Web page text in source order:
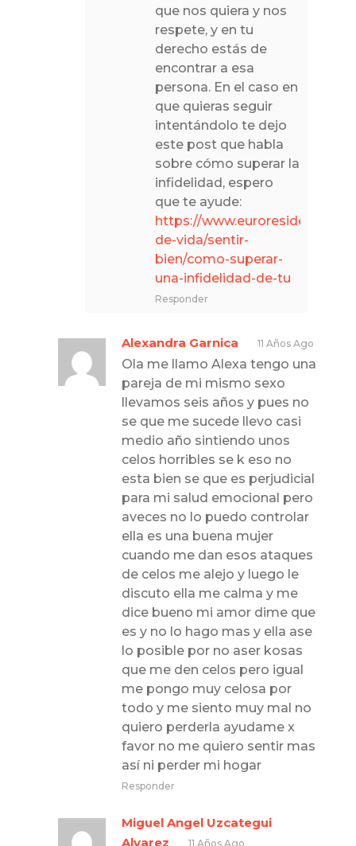
que nos quiera y nos
respete, y en tu
derecho estás de
encontrar a esa
persona. En el caso en
que quieras seguir
intentándolo te dejo
este post que habla
sobre cómo superar la
infidelidad, espero
que te ayude:
https://
de-vida/sentir-
bien/como-superar-
una-infidelidad-de-tu
Responder
Alexandra Garnica 11 Años Ago
Ola me llamo Alexa tengo una
pareja de mi mismo sexo
llevamos seis años y pues no
se que me sucede llevo casi
medio año sintiendo unos
celos horribles se k eso no
esta bien se que es perjudicial
para mi salud emocional pero
aveces no lo puedo controlar
ella es una buena mujer
cuando me dan esos ataques
de celos me alejo y luego le
discuto ella me calma y me
dice bueno mi amor dime que
es y no lo hago mas y ella ase
lo posible por no aser kosas
que me den celos pero igual
me pongo muy celosa por
todo y me siento muy mal no
quiero perderla ayudame x
favor no me quiero sentir mas
así ni perder mi hogar
Responder
Miguel Angel Uzcategui
Alvarez
11 Años Ago